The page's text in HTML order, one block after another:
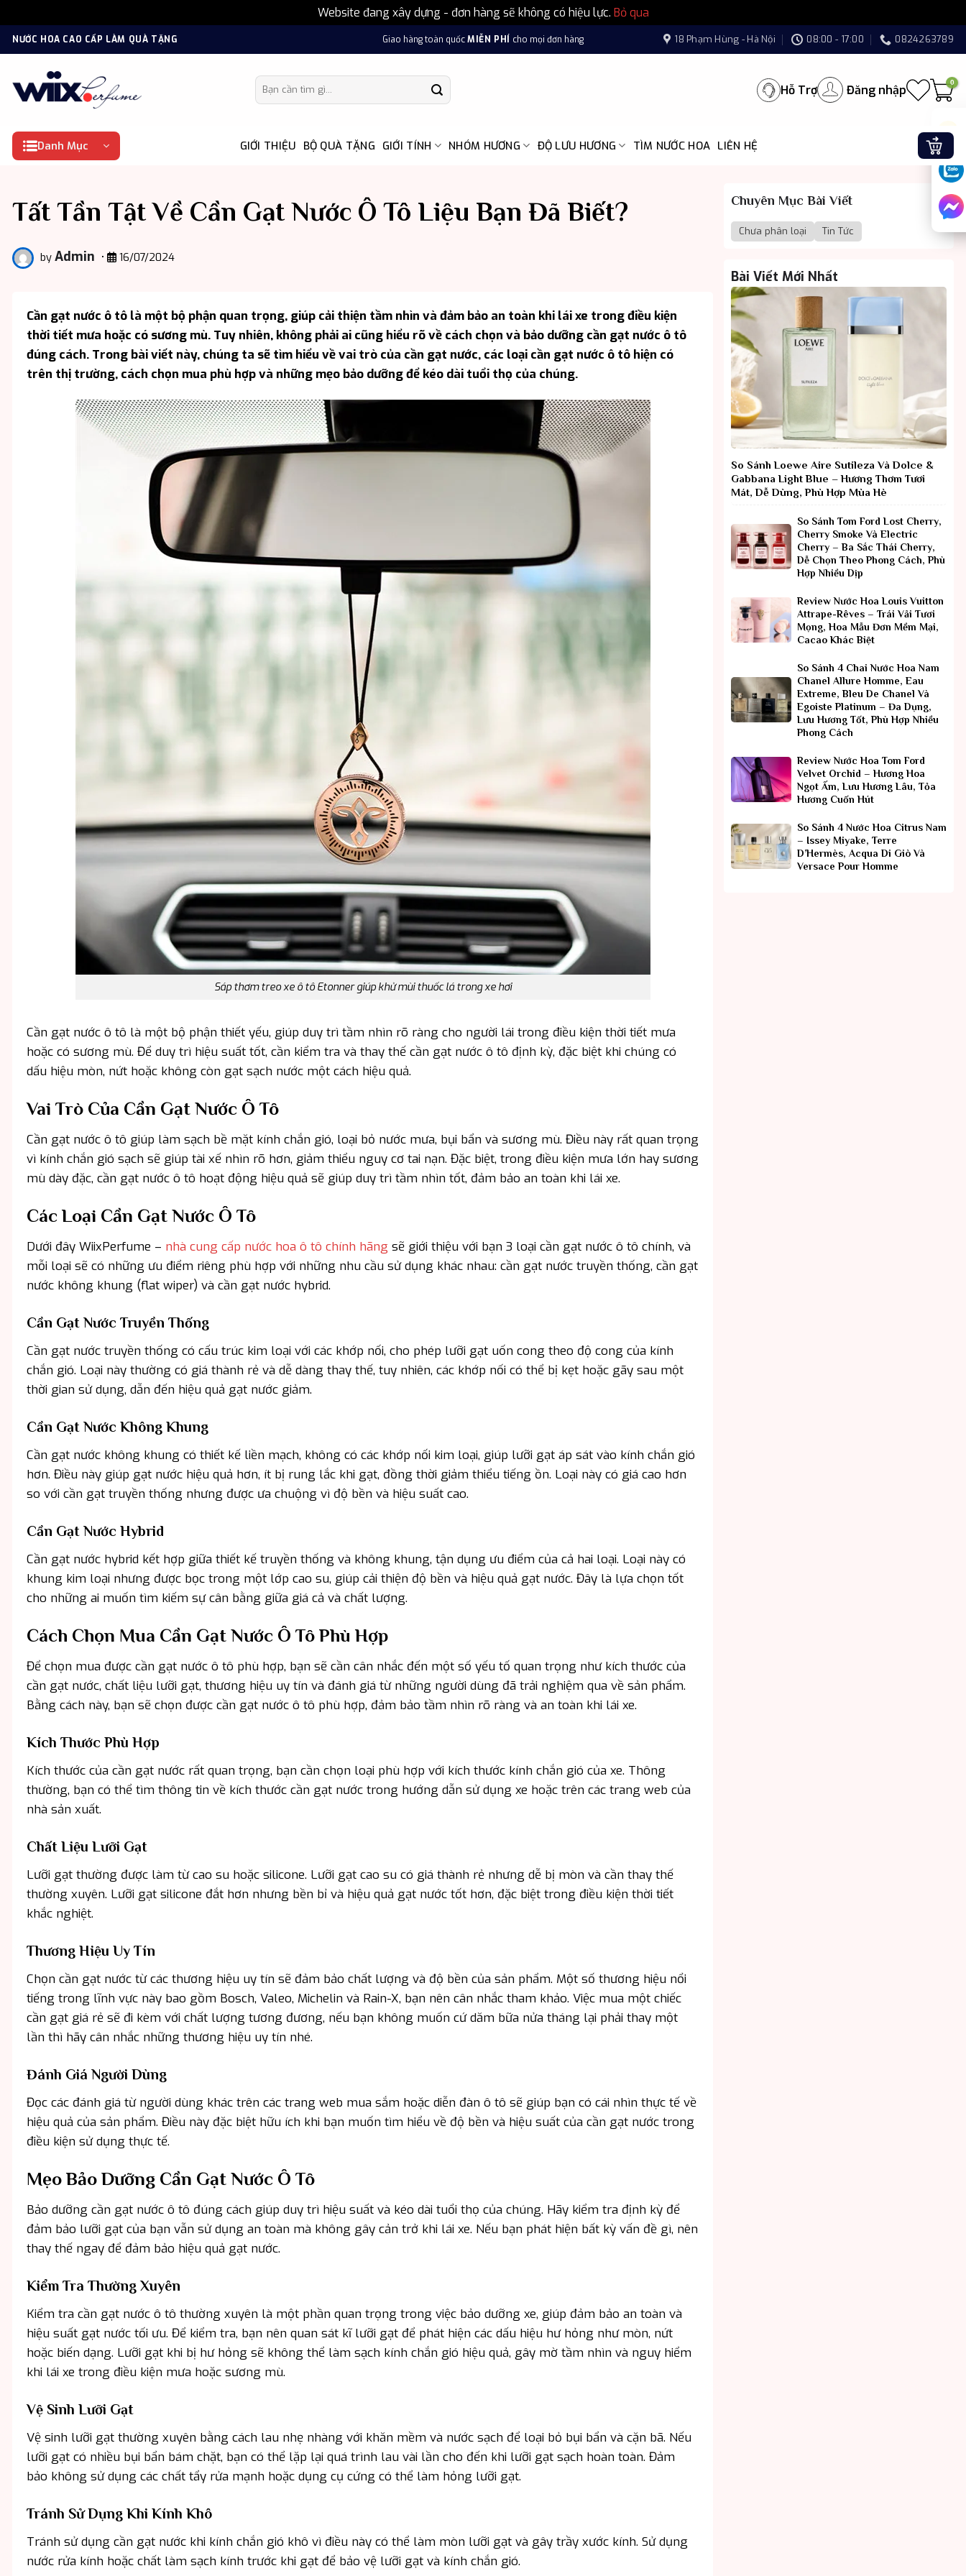
Website đang xây dựng - đơn hàng sẽ không có hiệu lực. Bỏ qua
qua
dung
NƯỚC HOA CAO CẤP LÀM QUÀ TẶNG Giao hàng toàn quốcMIỄN PHÍ cho mọi đơn hàng 18 Phạm Hùng - Hà Nội 08:00 - 17:00 0824263789
Tìm kiếm:
Hỗ Trợ Đăng nhập
Danh Mục GIỚI THIỆU BỘ QUÀ TẶNG GIỚI TÍNH NHÓM HƯƠNG ĐỘ LƯU HƯƠNG TÌM NƯỚC HOA LIÊN HỆ
Tất Tần Tật Về Cần Gạt Nước Ô Tô Liệu Bạn Đã Biết?
by Admin • 16/07/2024
Cần gạt nước ô tô là một bộ phận quan trọng, giúp cải thiện tầm nhìn và đảm bảo an toàn khi lái xe trong điều kiện
thời tiết mưa hoặc có sương mù. Tuy nhiên, không phải ai cũng hiểu rõ về cách chọn và bảo dưỡng cần gạt nước ô tô
đúng cách. Trong bài viết này, chúng ta sẽ tìm hiểu về vai trò của cần gạt nước, các loại cần gạt nước ô tô hiện có
trên thị trường, cách chọn mua phù hợp và những mẹo bảo dưỡng để kéo dài tuổi thọ của chúng.
Sáp thơm treo xe ô tô Etonner giúp khử mùi thuốc lá trong xe hơi
Cần gạt nước ô tô là một bộ phận thiết yếu, giúp duy trì tầm nhìn rõ ràng cho người lái trong điều kiện thời tiết mưa
hoặc có sương mù. Để duy trì hiệu suất tốt, cần kiểm tra và thay thế cần gạt nước ô tô định kỳ, đặc biệt khi chúng có
dấu hiệu mòn, nứt hoặc không còn gạt sạch nước một cách hiệu quả.
Vai Trò Của Cần Gạt Nước Ô Tô
Cần gạt nước ô tô giúp làm sạch bề mặt kính chắn gió, loại bỏ nước mưa, bụi bẩn và sương mù. Điều này rất quan trọng
vì kính chắn gió sạch sẽ giúp tài xế nhìn rõ hơn, giảm thiểu nguy cơ tai nạn. Đặc biệt, trong điều kiện mưa lớn hay sương
mù dày đặc, cần gạt nước ô tô hoạt động hiệu quả sẽ giúp duy trì tầm nhìn tốt, đảm bảo an toàn khi lái xe.
Các Loại Cần Gạt Nước Ô Tô
Dưới đây WiixPerfume – nhà cung cấp nước hoa ô tô chính hãng sẽ giới thiệu với bạn 3 loại cần gạt nước ô tô chính, và
mỗi loại sẽ có những ưu điểm riêng phù hợp với những nhu cầu sử dụng khác nhau: cần gạt nước truyền thống, cần gạt
nước không khung (flat wiper) và cần gạt nước hybrid.
Cần Gạt Nước Truyền Thống
Cần gạt nước truyền thống có cấu trúc kim loại với các khớp nối, cho phép lưỡi gạt uốn cong theo độ cong của kính
chắn gió. Loại này thường có giá thành rẻ và dễ dàng thay thế, tuy nhiên, các khớp nối có thể bị kẹt hoặc gãy sau một
thời gian sử dụng, dẫn đến hiệu quả gạt nước giảm.
Cần Gạt Nước Không Khung
Cần gạt nước không khung có thiết kế liền mạch, không có các khớp nối kim loại, giúp lưỡi gạt áp sát vào kính chắn gió
hơn. Điều này giúp gạt nước hiệu quả hơn, ít bị rung lắc khi gạt, đồng thời giảm thiểu tiếng ồn. Loại này có giá cao hơn
so với cần gạt truyền thống nhưng được ưa chuộng vì độ bền và hiệu suất cao.
Cần Gạt Nước Hybrid
Cần gạt nước hybrid kết hợp giữa thiết kế truyền thống và không khung, tận dụng ưu điểm của cả hai loại. Loại này có
khung kim loại nhưng được bọc trong một lớp cao su, giúp cải thiện độ bền và hiệu quả gạt nước. Đây là lựa chọn tốt
cho những ai muốn tìm kiếm sự cân bằng giữa giá cả và chất lượng.
Cách Chọn Mua Cần Gạt Nước Ô Tô Phù Hợp
Để chọn mua được cần gạt nước ô tô phù hợp, bạn sẽ cần cân nhắc đến một số yếu tố quan trọng như kích thước của
cần gạt nước, chất liệu lưỡi gạt, thương hiệu uy tín và đánh giá từ những người dùng đã trải nghiệm qua về sản phẩm.
Bằng cách này, bạn sẽ chọn được cần gạt nước ô tô phù hợp, đảm bảo tầm nhìn rõ ràng và an toàn khi lái xe.
Kích Thước Phù Hợp
Kích thước của cần gạt nước rất quan trọng, bạn cần chọn loại phù hợp với kích thước kính chắn gió của xe. Thông
thường, bạn có thể tìm thông tin về kích thước cần gạt nước trong hướng dẫn sử dụng xe hoặc trên các trang web của
nhà sản xuất.
Chất Liệu Lưỡi Gạt
Lưỡi gạt thường được làm từ cao su hoặc silicone. Lưỡi gạt cao su có giá thành rẻ nhưng dễ bị mòn và cần thay thế
thường xuyên. Lưỡi gạt silicone đắt hơn nhưng bền bỉ và hiệu quả gạt nước tốt hơn, đặc biệt trong điều kiện thời tiết
khắc nghiệt.
Thương Hiệu Uy Tín
Chọn cần gạt nước từ các thương hiệu uy tín sẽ đảm bảo chất lượng và độ bền của sản phẩm. Một số thương hiệu nổi
tiếng trong lĩnh vực này bao gồm Bosch, Valeo, Michelin và Rain-X, bạn nên cân nhắc tham khảo. Việc mua một chiếc
cần gạt giá rẻ sẽ đi kèm với chất lượng tương đương, nếu bạn không muốn cứ dăm bữa nửa tháng lại phải thay một
lần thì hãy cân nhắc những thương hiệu uy tín nhé.
Đánh Giá Người Dùng
Đọc các đánh giá từ người dùng khác trên các trang web mua sắm hoặc diễn đàn ô tô sẽ giúp bạn có cái nhìn thực tế về
hiệu quả của sản phẩm. Điều này đặc biệt hữu ích khi bạn muốn tìm hiểu về độ bền và hiệu suất của cần gạt nước trong
điều kiện sử dụng thực tế.
Mẹo Bảo Dưỡng Cần Gạt Nước Ô Tô
Bảo dưỡng cần gạt nước ô tô đúng cách giúp duy trì hiệu suất và kéo dài tuổi thọ của chúng. Hãy kiểm tra định kỳ để
đảm bảo lưỡi gạt của bạn vẫn sử dụng an toàn mà không gây cản trở khi lái xe. Nếu bạn phát hiện bất kỳ vấn đề gì, nên
thay thế ngay để đảm bảo hiệu quả gạt nước.
Kiểm Tra Thường Xuyên
Kiểm tra cần gạt nước ô tô thường xuyên là một phần quan trọng trong việc bảo dưỡng xe, giúp đảm bảo an toàn và
hiệu suất gạt nước tối ưu. Để kiểm tra, bạn nên quan sát kĩ lưỡi gạt để phát hiện các dấu hiệu hư hỏng như mòn, nứt
hoặc biến dạng. Lưỡi gạt khi bị hư hỏng sẽ không thể làm sạch kính chắn gió hiệu quả, gây mờ tầm nhìn và nguy hiểm
khi lái xe trong điều kiện mưa hoặc sương mù.
Vệ Sinh Lưỡi Gạt
Vệ sinh lưỡi gạt thường xuyên bằng cách lau nhẹ nhàng với khăn mềm và nước sạch để loại bỏ bụi bẩn và cặn bã. Nếu
lưỡi gạt có nhiều bụi bẩn bám chặt, bạn có thể lặp lại quá trình lau vài lần cho đến khi lưỡi gạt sạch hoàn toàn. Đảm
bảo không sử dụng các chất tẩy rửa mạnh hoặc dụng cụ cứng có thể làm hỏng lưỡi gạt.
Tránh Sử Dụng Khi Kính Khô
Tránh sử dụng cần gạt nước khi kính chắn gió khô vì điều này có thể làm mòn lưỡi gạt và gây trầy xước kính. Sử dụng
nước rửa kính hoặc chất làm sạch kính trước khi gạt để bảo vệ lưỡi gạt và kính chắn gió.
Chuyên Mục Bài Viết
Chưa phân loại Tin Tức
Bài Viết Mới Nhất
So Sánh Loewe Aire Sutileza Và Dolce &
Gabbana Light Blue – Hương Thơm Tươi
Mát, Dễ Dùng, Phù Hợp Mùa Hè
So Sánh Tom Ford Lost Cherry,
Cherry Smoke Và Electric
Cherry – Ba Sắc Thái Cherry,
Dễ Chọn Theo Phong Cách, Phù
Hợp Nhiều Dịp
Review Nước Hoa Louis Vuitton
Attrape-Rêves – Trái Vải Tươi
Mọng, Hoa Mẫu Đơn Mềm Mại,
Cacao Khác Biệt
So Sánh 4 Chai Nước Hoa Nam
Chanel Allure Homme, Eau
Extreme, Bleu De Chanel Và
Egoiste Platinum – Đa Dụng,
Lưu Hương Tốt, Phù Hợp Nhiều
Phong Cách
Review Nước Hoa Tom Ford
Velvet Orchid – Hương Hoa
Ngọt Ấm, Lưu Hương Lâu, Tỏa
Hương Cuốn Hút
So Sánh 4 Nước Hoa Citrus Nam
– Issey Miyake, Terre
D’Hermès, Acqua Di Giò Và
Versace Pour Homme